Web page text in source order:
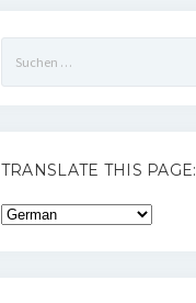
nach:
TRANSLATE THIS PAGE: